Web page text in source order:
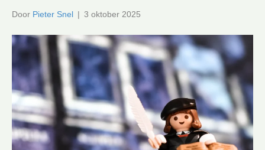
Door Pieter Snel | 3 oktober 2025